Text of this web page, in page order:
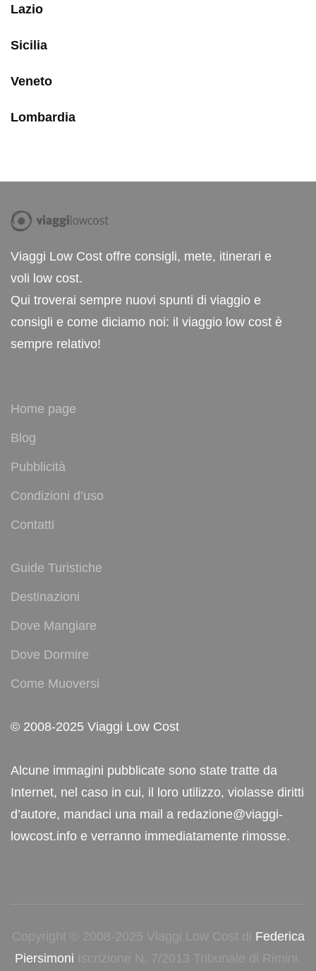
Lazio
Sicilia
Veneto
Lombardia
Viaggi Low Cost offre consigli, mete, itinerari e
voli low cost.
Qui troverai sempre nuovi spunti di viaggio e
consigli e come diciamo noi: il viaggio low cost è
sempre relativo!
Home page
Blog
Pubblicità
Condizioni d’uso
Contatti
Guide Turistiche
Destinazioni
Dove Mangiare
Dove Dormire
Come Muoversi
© 2008-2025 Viaggi Low Cost
Alcune immagini pubblicate sono state tratte da
Internet, nel caso in cui, il loro utilizzo, violasse diritti
d’autore, mandaci una mail a redazione@viaggi-
lowcost.info e verranno immediatamente rimosse.
Copyright © 2008-2025 Viaggi Low Cost di Federica
Piersimoni Iscrizione N. 7/2013 Tribunale di Rimini.